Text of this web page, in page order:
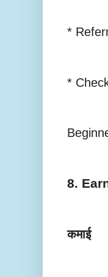
*
*
8.
कमाई